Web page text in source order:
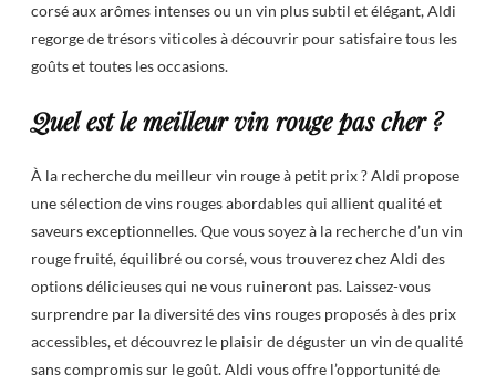
corsé aux arômes intenses ou un vin plus subtil et élégant, Aldi
regorge de trésors viticoles à découvrir pour satisfaire tous les
goûts et toutes les occasions.
Quel est le meilleur vin rouge pas cher ?
À la recherche du meilleur vin rouge à petit prix ? Aldi propose
une sélection de vins rouges abordables qui allient qualité et
saveurs exceptionnelles. Que vous soyez à la recherche d’un vin
rouge fruité, équilibré ou corsé, vous trouverez chez Aldi des
options délicieuses qui ne vous ruineront pas. Laissez-vous
surprendre par la diversité des vins rouges proposés à des prix
accessibles, et découvrez le plaisir de déguster un vin de qualité
sans compromis sur le goût. Aldi vous offre l’opportunité de